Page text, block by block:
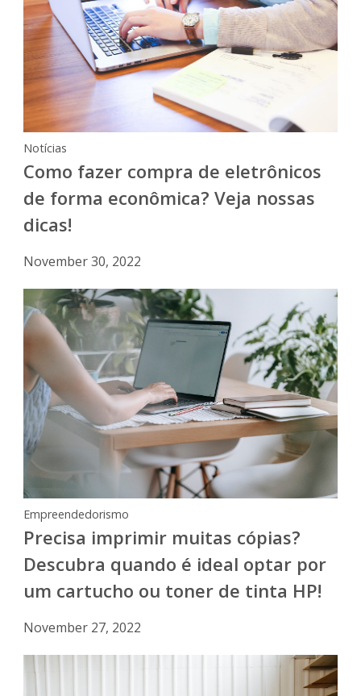
Notícias
Como fazer compra de eletrônicos
de forma econômica? Veja nossas
dicas!
November 30, 2022
Empreendedorismo
Precisa imprimir muitas cópias?
Descubra quando é ideal optar por
um cartucho ou toner de tinta HP!
November 27, 2022